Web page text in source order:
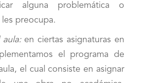
alguna problemática o
preocupa.
en ciertas asignaturas en
el programa de
el cual consiste en asignar